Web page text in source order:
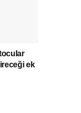
ek